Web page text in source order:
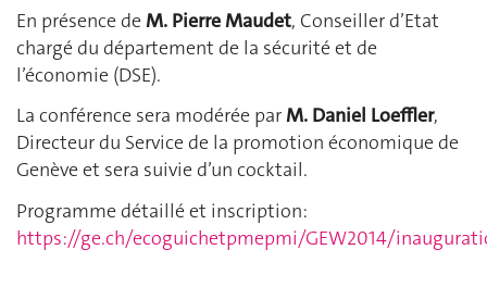
En présence deM. Pierre Maudet, Conseiller d’Etat
chargé du département de la sécurité et de
l’économie (DSE).
La conférence sera modérée parM. Daniel Loeffler,
Directeur du Service de la promotion économique de
Genève et sera suivie d’un cocktail.
Programme détaillé et inscription:
https://ge.ch/ecoguichetpmepmi/GEW2014/